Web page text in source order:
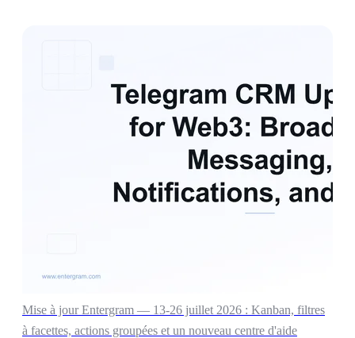
Mise à jour Entergram — 13-26 juillet 2026 : Kanban, filtres
à facettes, actions groupées et un nouveau centre d'aide